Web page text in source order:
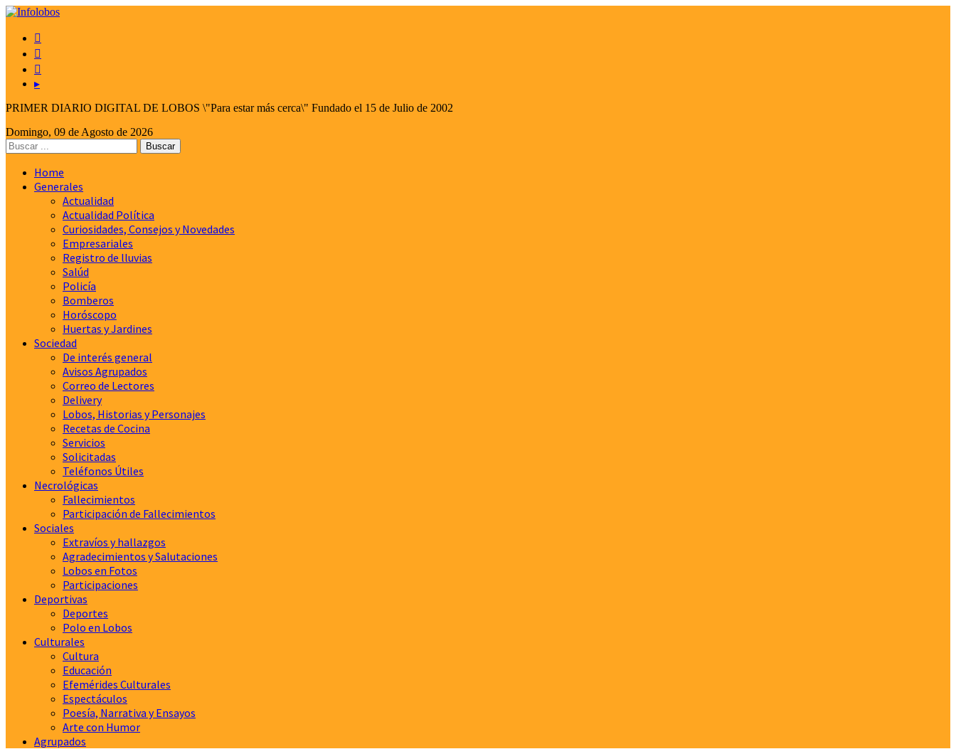



▸
PRIMER DIARIO DIGITAL DE LOBOS \"Para estar más cerca\" Fundado el 15 de Julio de 2002
Domingo, 09 de Agosto de 2026
Home
Generales
Actualidad
Actualidad Política
Curiosidades, Consejos y Novedades
Empresariales
Registro de lluvias
Salúd
Policía
Bomberos
Horóscopo
Huertas y Jardines
Sociedad
De interés general
Avisos Agrupados
Correo de Lectores
Delivery
Lobos, Historias y Personajes
Recetas de Cocina
Servicios
Solicitadas
Teléfonos Útiles
Necrológicas
Fallecimientos
Participación de Fallecimientos
Sociales
Extravíos y hallazgos
Agradecimientos y Salutaciones
Lobos en Fotos
Participaciones
Deportivas
Deportes
Polo en Lobos
Culturales
Cultura
Educación
Efemérides Culturales
Espectáculos
Poesía, Narrativa y Ensayos
Arte con Humor
Agrupados